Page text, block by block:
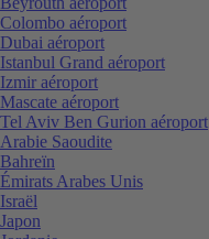
Colombo aéroport
Dubai aéroport
Istanbul Grand aéroport
Izmir aéroport
Mascate aéroport
Tel Aviv Ben Gurion aéroport
Arabie Saoudite
Bahreïn
Émirats Arabes Unis
Israël
Japon